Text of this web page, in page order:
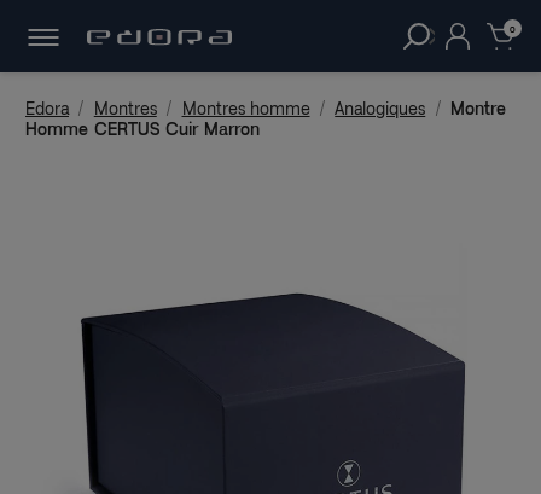
clear 0
Edora Montres Montres homme Analogiques
Montre
Homme CERTUS Cuir Marron